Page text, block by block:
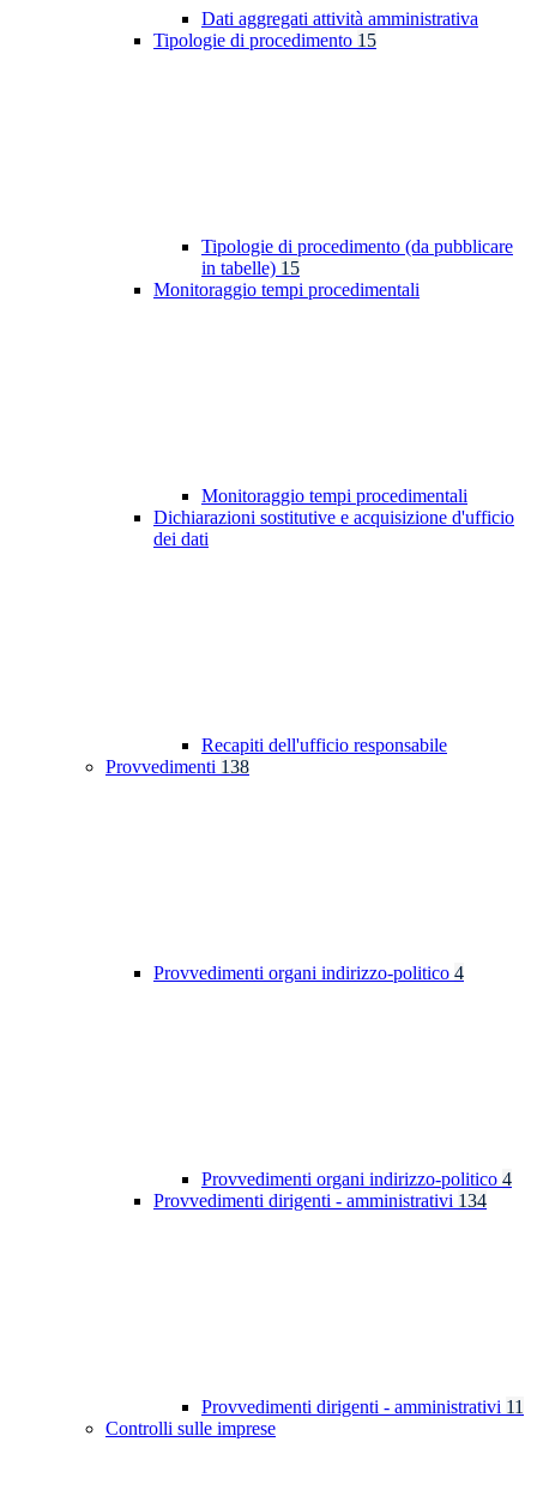
Dati aggregati attività amministrativa
Tipologie di procedimento 15
Tipologie di procedimento (da pubblicare
in tabelle) 15
Monitoraggio tempi procedimentali
Monitoraggio tempi procedimentali
Dichiarazioni sostitutive e acquisizione d'ufficio
dei dati
Recapiti dell'ufficio responsabile
Provvedimenti 138
Provvedimenti organi indirizzo-politico 4
Provvedimenti organi indirizzo-politico 4
Provvedimenti dirigenti - amministrativi 134
Provvedimenti dirigenti - amministrativi 11
Controlli sulle imprese